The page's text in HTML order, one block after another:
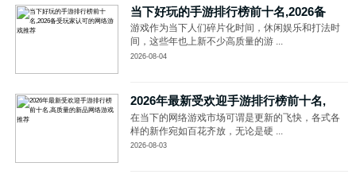
当下好玩的手游排行榜前十名,2026备
游戏作为当下人们碎片化时间，休闲娱乐和打法时
间，这些年也上新不少高质量的游 ...
2026-08-04
2026年最新受欢迎手游排行榜前十名,
在当下的网络游戏市场可谓是更新的飞快，各式各
样的新作宛如百花齐放，无论是硬 ...
2026-08-03